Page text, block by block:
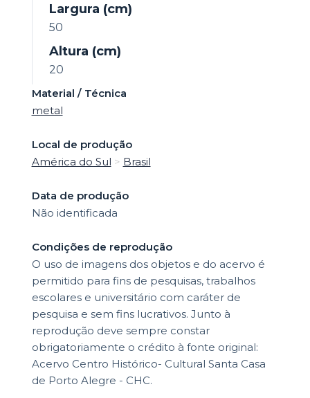
Largura (cm)
50
Altura (cm)
20
Material / Técnica
metal
Local de produção
América do Sul > Brasil
Data de produção
Não identificada
Condições de reprodução
O uso de imagens dos objetos e do acervo é
permitido para fins de pesquisas, trabalhos
escolares e universitário com caráter de
pesquisa e sem fins lucrativos. Junto à
reprodução deve sempre constar
obrigatoriamente o crédito à fonte original:
Acervo Centro Histórico- Cultural Santa Casa
de Porto Alegre - CHC.